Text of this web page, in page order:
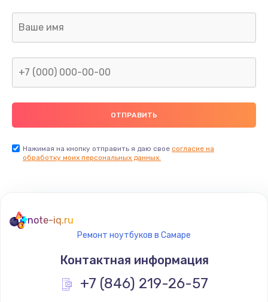
Нажимая на кнопку отправить я даю свое согласие на
обработку моих персональных данных.
note-iq.ru
Ремонт ноутбуков в Самаре
Контактная информация
+7 (846) 219-26-57